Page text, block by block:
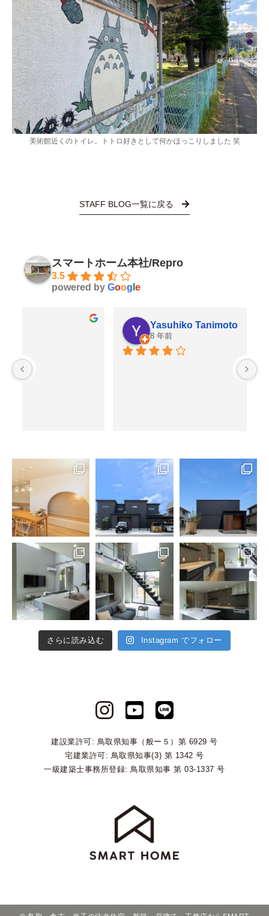
美術館近くのトイレ。トトロ好きとして何かほっこりしました 笑
STAFF BLOG一覧に戻る
スマートホーム本社/Repro
3.5
powered by Goog e
Yasuhiko Tanimoto
さらに読み込む Instagram でフォロー
建設業許可: 鳥取県知事（般ー５）第 6929 号
宅建業許可: 鳥取県知事(3) 第 1342 号
一級建築士事務所登録: 鳥取県知事 第 03-1337 号